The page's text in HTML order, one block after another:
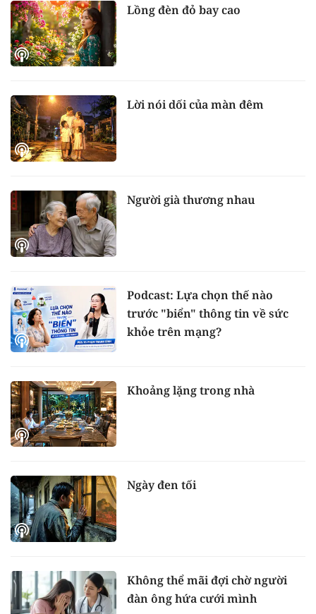
Lồng đèn đỏ bay cao
Lời nói dối của màn đêm
Người già thương nhau
Podcast: Lựa chọn thế nào
trước "biển" thông tin về sức
khỏe trên mạng?
Khoảng lặng trong nhà
Ngày đen tối
Không thể mãi đợi chờ người
đàn ông hứa cưới mình